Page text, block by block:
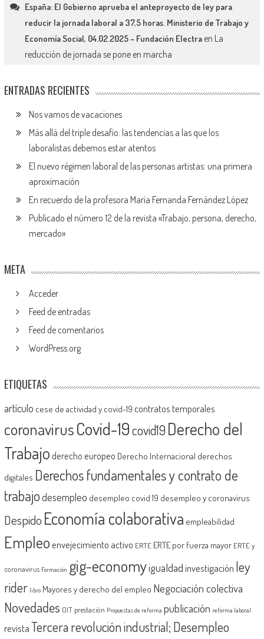
España: El Gobierno aprueba el anteproyecto de ley para
reducir la jornada laboral a 37,5 horas. Ministerio de Trabajo y
Economía Social, 04.02.2025 – Fundación Electraen La
reducción de jornada se pone en marcha
ENTRADAS RECIENTES
Nos vamos de vacaciones
Más allá del triple desafío: las tendencias a las que los
laboralistas debemos estar atentos
El nuevo régimen laboral de las personas artistas: una primera
aproximación
En recuerdo de la profesora María Fernanda Fernández López
Publicado el número 12 de la revista «Trabajo, persona, derecho,
mercado»
META
Acceder
Feed de entradas
Feed de comentarios
WordPress.org
ETIQUETAS
artículo cese de actividad y covid-19 contratos temporales
coronavirusCovid-19covid19 Derecho del
Trabajoderecho europeo Derecho Internacional derechos
digitales Derechos fundamentales y contrato de
trabajodesempleo desempleo covid 19 desempleo y coronavirus
Despido Economía colaborativa empleabilidad
Empleoenvejecimiento activo ERTE ERTE por fuerza mayor ERTE y
coronavirus Formación gig-economyigualdadinvestigación ley
rider libro Mayores y derecho del empleo Negociación colectiva
Novedades OIT prestación Propuestas de reforma publicación reforma laboral
revistaTercera revolución industrial; Desempleo